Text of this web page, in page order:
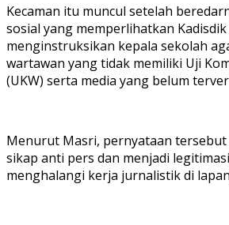
Kecaman itu muncul setelah
sosial yang memperlihatkan Kadisdik
menginstruksikan kepala sekolah
wartawan yang tidak memiliki Uji
(UKW) serta media yang belum
Menurut Masri, pernyataan
sikap anti pers dan menjadi
menghalangi kerja jurnalistik di